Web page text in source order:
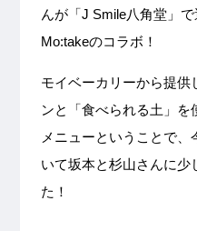
んが「J Smile八角堂」
Mo:takeのコラボ！
モイベーカリーから提供
ンと「食べられる土」を
メニューということで
いて坂本と杉山さんに少
た！